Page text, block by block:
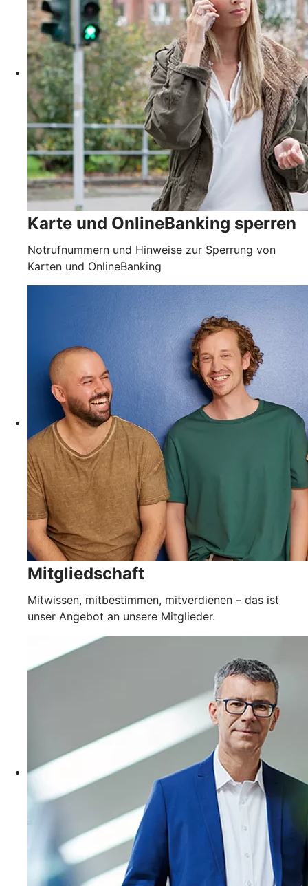
Karte und OnlineBanking sperren
Notrufnummern und Hinweise zur Sperrung von
Karten und OnlineBanking
Mitgliedschaft
Mitwissen, mitbestimmen, mitverdienen – das ist
unser Angebot an unsere Mitglieder.